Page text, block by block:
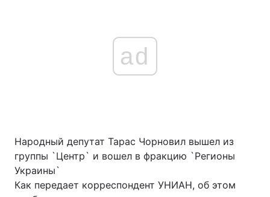
ad
Народный депутат Тарас Чорновил вышел из
группы `Центр` и вошел в фракцию `Регионы
Украины`
Как передает корреспондент УНИАН, об этом